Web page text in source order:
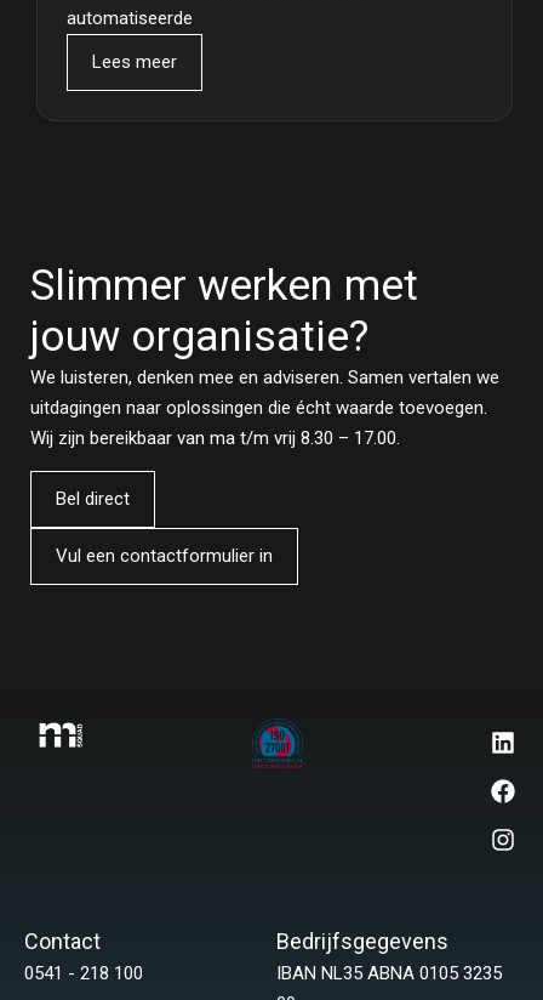
automatiseerde
Lees meer
Slimmer werken met
jouw organisatie?
We luisteren, denken mee en adviseren. Samen vertalen we
uitdagingen naar oplossingen die écht waarde toevoegen.
Wij zijn bereikbaar van ma t/m vrij 8.30 – 17.00.
Bel direct
Vul een contactformulier in
Contact
0541 - 218 100
Bedrijfsgegevens
IBAN NL35 ABNA 0105 3235